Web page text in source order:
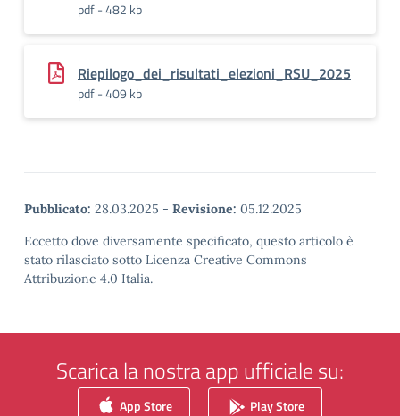
pdf - 482 kb
Riepilogo_dei_risultati_elezioni_RSU_2025
pdf - 409 kb
Pubblicato: 28.03.2025 - Revisione: 05.12.2025
Eccetto dove diversamente specificato, questo articolo è
stato rilasciato sotto Licenza Creative Commons
Attribuzione 4.0 Italia.
Scarica la nostra app ufficiale su:
App Store Play Store